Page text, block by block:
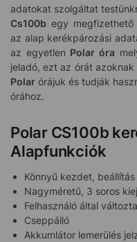
adatokat szolgáltat
Cs100b egy
az alap kerékpározási
az egyetlen Polar óra
jeladó, ezt az órát
Polar órájuk és tudják
órához.
Polar CS100b
Alapfunkciók
Könnyű kezdet,
Nagyméretű, 3 soros
Felhasználó által
Cseppálló
Akkumlátor lemerülés